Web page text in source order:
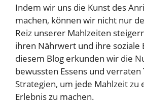
Indem wir uns die Kunst des
machen, können wir nicht nur
Reiz unserer Mahlzeiten
ihren Nährwert und ihre soziale
diesem Blog erkunden wir die
bewussten Essens und verraten
Strategien, um jede Mahlzeit zu
Erlebnis zu machen.